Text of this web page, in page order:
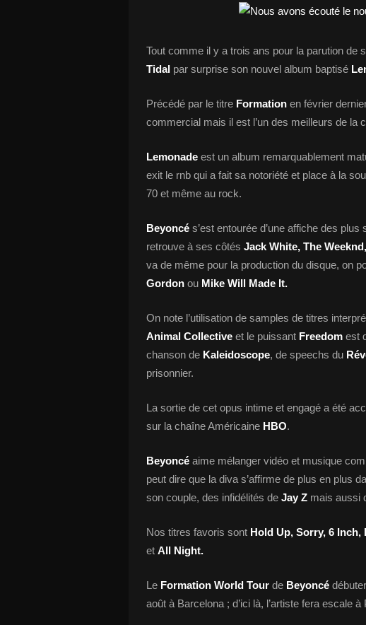
Tout comme il y a trois ans pour la parution de
Tidal par surprise son nouvel album baptisé
Précédé par le titre Formation en février
commercial mais il est l’un des meilleurs de la
Lemonade est un album remarquablement
exit le rnb qui a fait sa notoriété et place à la
70 et même au rock.
Beyoncé s’est entourée d’une affiche des plus
retrouve à ses côtés Jack White, The
va de même pour la production du disque, on
Gordon ou Mike Will Made It.
On note l’utilisation de samples de titres
Animal Collective et le puissant Freedom est
chanson de Kaleidoscope, de speechs du
prisonnier.
La sortie de cet opus intime et engagé a été
sur la chaîne Américaine HBO.
Beyoncé aime mélanger vidéo et musique
peut dire que la diva s’affirme de plus en plus
son couple, des infidélités de Jay Z mais aussi
Nos titres favoris sont Hold Up, Sorry, 6
et All Night.
Le Formation World Tour de Beyoncé
août à Barcelona ; d’ici là, l’artiste fera escale